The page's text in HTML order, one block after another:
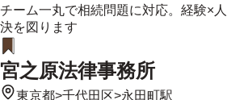
チーム一丸で相続問題に対応。経験×
決を図ります
宮之原法律事務所
東京都>千代田区>永田町駅